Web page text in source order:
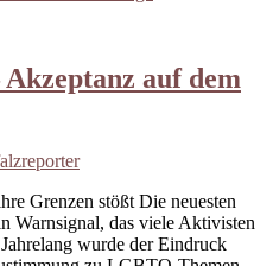
auf dem
Grenzen stößt Die neuesten
Warnsignal, das viele Aktivisten
wurde der Eindruck